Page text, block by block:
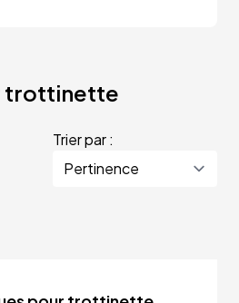
trottinette
Trier par :